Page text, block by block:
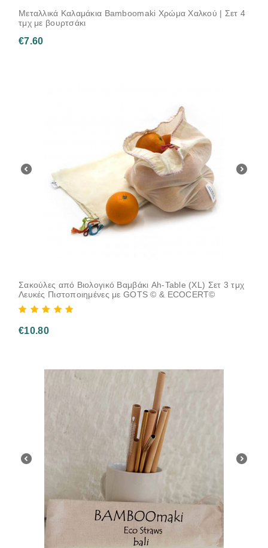
Μεταλλικά Καλαμάκια Bamboomaki Χρώμα Χαλκού | Σετ 4
τμχ με βουρτσάκι
€7.60
Σακούλες από Βιολογικό Βαμβάκι Ah-Table (XL) Σετ 3 τμχ
Λευκές Πιστοποιημένες με GOTS © & ECOCERT©
€10.80